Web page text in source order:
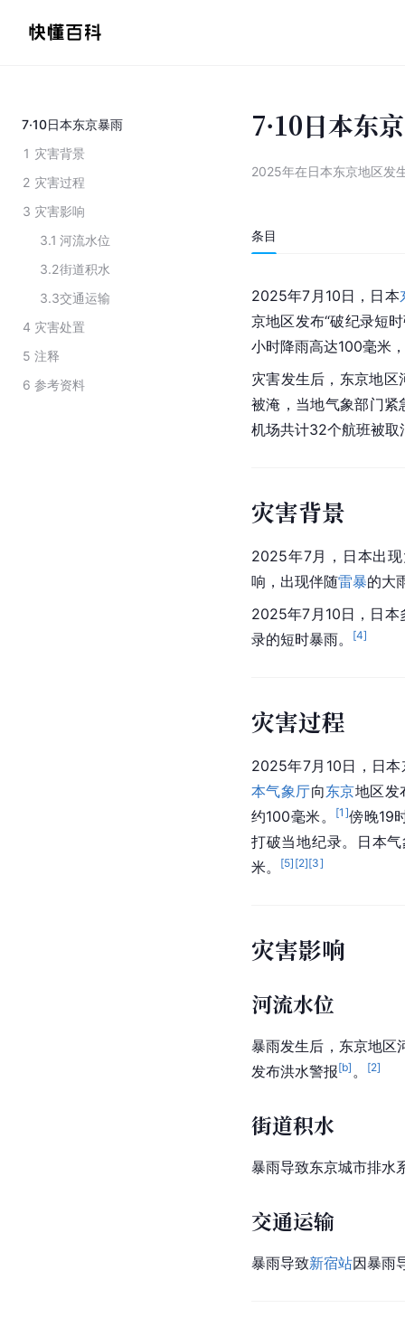
7·10日本东京暴雨
1 灾害背景
2 灾害过程
3 灾害影响
3.1 河流水位
3.2街道积水
3.3交通运输
4 灾害处置
5 注释
6 参考资料
7·10日本东
2025年在日本东京地区发
条目
2025年7月10日，日本
京地区发布“破纪录短
小时降雨高达100毫米
灾害发生后，东京地
被淹，当地气象部门紧
机场共计32个航班被取
灾害背景
2025年7月，日本出
响，出现伴随雷暴的大
2025年7月10日，日本
录的短时暴雨。
[4]
灾害过程
2025年7月10日，日
本气象厅向东京地区发
约100毫米。
[1 ]傍晚19
打破当地纪录。日本
米。
[5] [2][3]
灾害影响
河流水位
暴雨发生后，东京地区
发布洪水警报[b] 。 [2]
街道积水
暴雨导致东京城市排水
交通运输
暴雨导致新宿站因暴雨